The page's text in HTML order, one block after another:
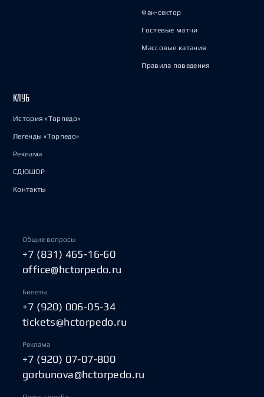
Фан-сектор
Гостевые матчи
Массовые катания
Правила поведения
КЛУБ
История «Торпедо»
Легенды «Торпедо»
Реклама
СДЮШОР
Контакты
Общие вопросы
+7 (831) 465-16-60
office@hctorpedo.ru
Билеты
+7 (920) 006-05-34
tickets@hctorpedo.ru
Реклама
+7 (920) 07-07-800
gorbunova@hctorpedo.ru